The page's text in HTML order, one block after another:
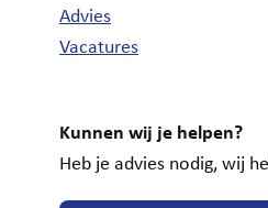
Advies
Vacatures
Kunnen wij je helpen?
Heb je advies nodig, wij